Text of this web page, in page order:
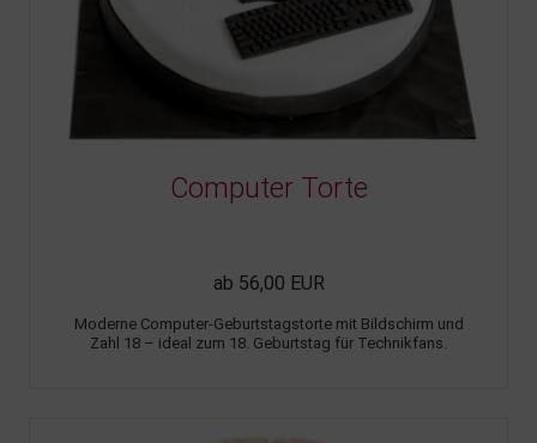
Computer Torte
ab 56,00 EUR
Moderne Computer-Geburtstagstorte mit Bildschirm und
Zahl 18 – ideal zum 18. Geburtstag für Technikfans.